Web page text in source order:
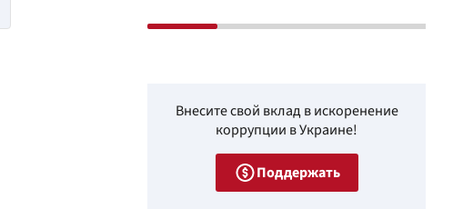
Внесите свой вклад в искоренение
коррупции в Украине!
Поддержать